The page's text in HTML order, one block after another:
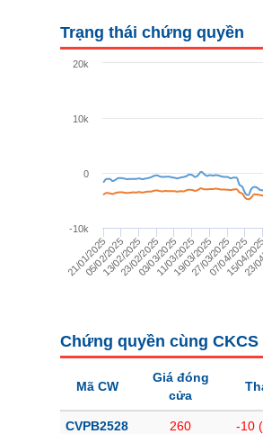
Trạng thái chứng quyền
21/01/2025
05/02/2025
13/02/2025
23/02/2025
03/03/2025
11/03/2025
19/03/2025
27/03/2025
07/04/2025
15/04/23/
-10k
0
10k
20k
Chứng quyền cùng CKCS
Mã CW
Giá đóng
cửa
CVPB2528 260 -10
NGUYÊN VẬT LIỆU
TIÊU DÙNG KHÔNG THIẾT YẾU
CHĂM SÓC SỨC KHỎE
CÔNG NGHỆ THÔNG TIN
BẤT ĐỘNG SẢN
Mã chứng khoán(-)